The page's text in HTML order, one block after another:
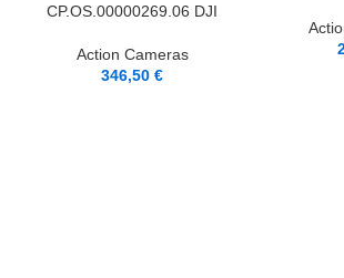
CP.OS.00000269.06 DJI
Action Cameras
346,50€